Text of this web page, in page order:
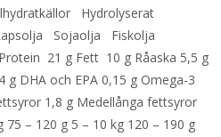
Hydrolyserat
Sojaolja Fiskolja
21 g Fett 10 g Råaska 5,5 g
g DHA och EPA 0,15 g Omega-3
1,8 g Medellånga fettsyror
75 – 120 g 5 – 10 kg 120 – 190 g